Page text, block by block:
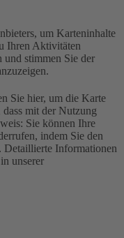
um Karteninhalte
Ihren Aktivitäten
und stimmen Sie der
Sie hier, um die Karte
mit der Nutzung
Sie können Ihre
indem Sie den
Informationen
unserer